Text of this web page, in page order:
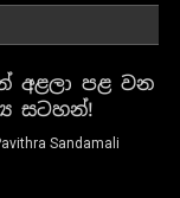
අළලා පළ වන
සටහන්!
Sandamali